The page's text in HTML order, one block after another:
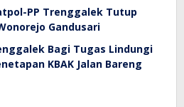
PP Trenggalek Tutup
Gandusari
Bagi Tugas Lindungi
KBAK Jalan Bareng